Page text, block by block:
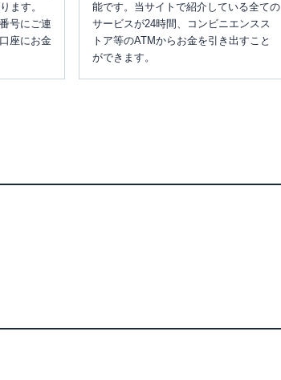
ます。
号にご連
座にお金
能です。当サイトで紹介している全ての
サービスが24時間、コンビニエンスス
トア等のATMからお金を引き出すこと
ができます。